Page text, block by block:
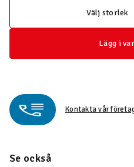
Välj storlek
Lägg i
Kontakta vår
Se också